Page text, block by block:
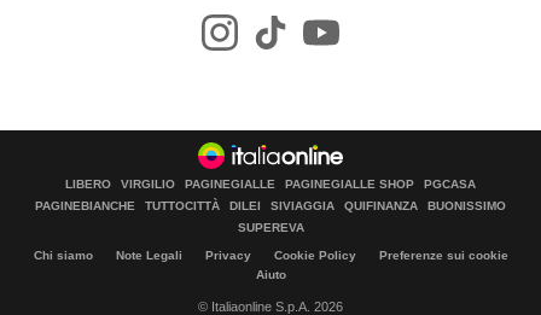
LIBERO VIRGILIO PAGINEGIALLE PAGINEGIALLE SHOP
PGCASA
PAGINEBIANCHE
TUTTOCITTÀ DILEI SIVIAGGIA QUIFINANZA
BUONISSIMO
SUPEREVA
Chi siamo Note Legali Privacy Cookie Policy
Preferenze sui cookie
Aiuto
© Italiaonline S.p.A. 2026